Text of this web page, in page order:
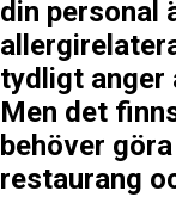
din personal
tydligt anger
Men det
behöver
restaurang